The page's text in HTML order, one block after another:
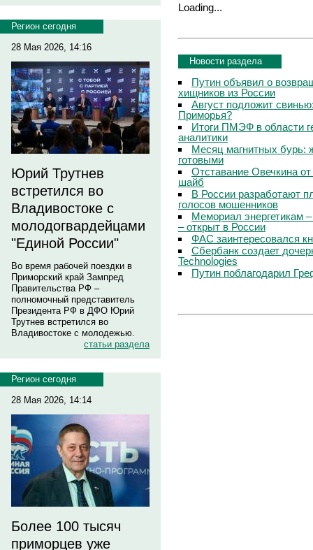
Регион сегодня
28 Мая 2026, 14:16
Юрий Трутнев
встретился во
Владивостоке с
молодогвардейцами
"Единой России"
Во время рабочей поездки в
Приморский край Зампред
Правительства РФ –
полномочный представитель
Президента РФ в ДФО Юрий
Трутнев встретился во
Владивостоке с молодежью.
статьи раздела
Регион сегодня
28 Мая 2026, 14:14
Более 100 тысяч
приморцев уже
Loading...
Новости раздела
Путин объявил о
хищников из России
Август подложит
Приморья?
Итоги ПМЭФ в области
аналитики
Месяц магнитных бурь:
готовыми
Отставание Овечкина
шайб
В России разработают
голосов мошенников
Мемориал энергетикам
– открыт в России
ФАС заинтересовался
Сбербанк создает
Technologies
Путин поблагодарил